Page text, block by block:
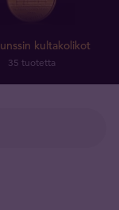
kultakolikot
35 tuotetta